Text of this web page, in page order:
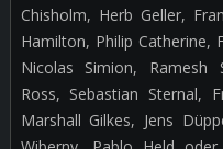
Chisholm, Herb Geller,
Hamilton, Philip Catherine,
Nicolas Simion, Ramesh
Ross, Sebastian Sternal,
Marshall Gilkes, Jens